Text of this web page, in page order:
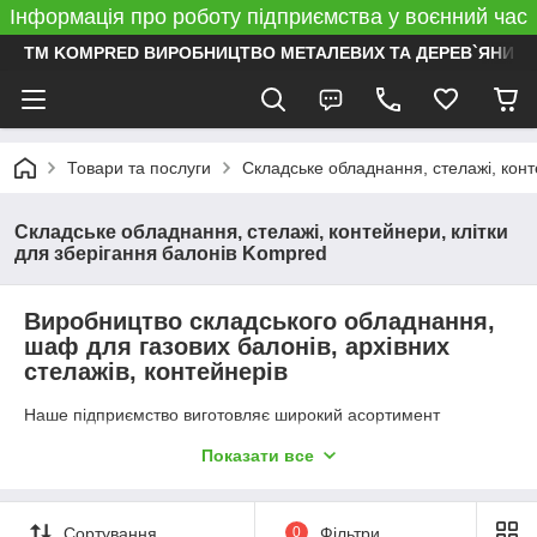
Інформація про роботу підприємства у воєнний час
ТМ KOMPRED ВИРОБНИЦТВО МЕТАЛЕВИХ ТА ДЕРЕВ`ЯНИХ
Товари та послуги Складське обладнання, стелажі,
Складське обладнання, стелажі, контейнери, клітки
для зберігання балонів Kompred
Виробництво складського обладнання,
шаф для газових балонів, архівних
стелажів, контейнерів
Наше підприємство виготовляє широкий асортимент
готові рішення для організації місць зберігання ваших товарів
металеві конструкції для складського зберігання відповідно
до вашого технічного завдання.
Показати все
Сортування 0 Фільтри